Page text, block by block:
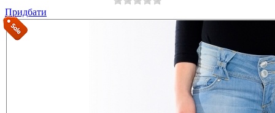
Придбати